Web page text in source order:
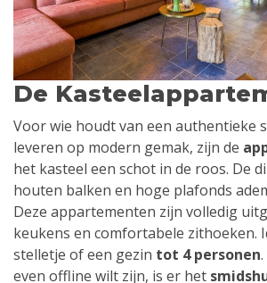
De
Voor wie houdt van een authentieke
leveren op modern gemak, zijn de
het kasteel een schot in de roos. De
houten balken en hoge plafonds
Deze appartementen zijn volledig
keukens en comfortabele zithoeken.
stelletje of een gezin tot 4 personen
even offline wilt zijn, is er het